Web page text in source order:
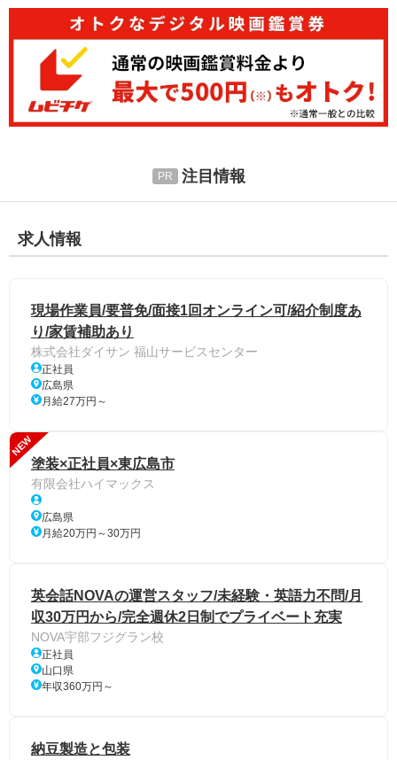
注目情報
求人情報
現場作業員/要普免/面接1回オンライン可/紹介制度あ
り/家賃補助あり
株式会社ダイサン 福山サービスセンター
正社員
広島県
月給27万円～
NEW
塗装×正社員×東広島市
有限会社ハイマックス
広島県
月給20万円～30万円
英会話NOVAの運営スタッフ/未経験・英語力不問/月
収30万円から/完全週休2日制でプライベート充実
NOVA宇部フジグラン校
正社員
山口県
年収360万円～
納豆製造と包装